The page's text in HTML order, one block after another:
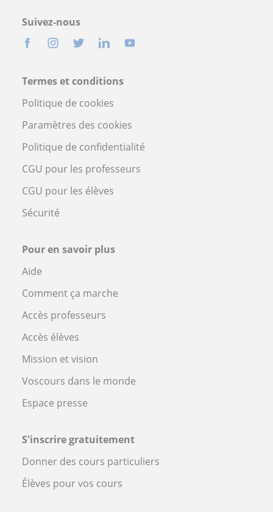
Suivez-nous
Termes et conditions
Politique de cookies
Paramètres des cookies
Politique de confidentialité
CGU pour les professeurs
CGU pour les élèves
Sécurité
Pour en savoir plus
Aide
Comment ça marche
Accès professeurs
Accès élèves
Mission et vision
Voscours dans le monde
Espace presse
S'inscrire gratuitement
Donner des cours particuliers
Élèves pour vos cours